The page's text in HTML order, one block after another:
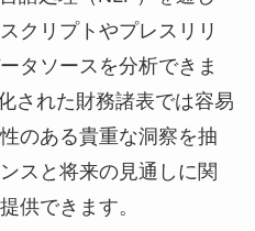
クリプトやプレスリリ
タソースを分析できま
された財務諸表では容易
のある貴重な洞察を抽
スと将来の見通しに関
供できます。